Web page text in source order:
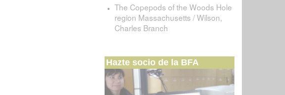
The Copepods of the Woods Hole
region Massachusetts / Wilson,
Charles Branch
Hazte socio de la BFA